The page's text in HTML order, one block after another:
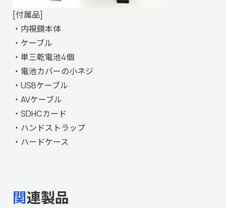
[付属品]
・内視鏡本体
・ケーブル
・単三乾電池4個
・電池カバーの小ネジ
・USBケーブル
・AVケーブル
・SDHCカード
・ハンドストラップ
・ハードケース
関連製品